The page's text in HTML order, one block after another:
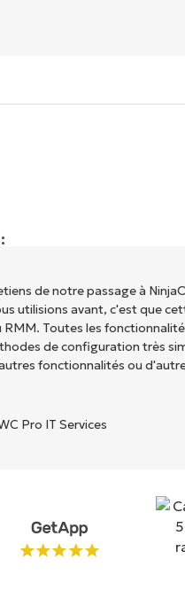
de notre passage à
utilisions avant, c'est que
RMM. Toutes les
de configuration très
fonctionnalités ou
Pro IT Services